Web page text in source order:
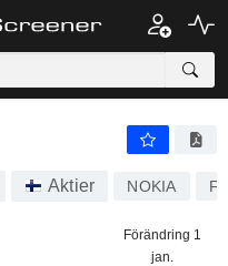
Aktier NOKIA
Förändring 1
jan.